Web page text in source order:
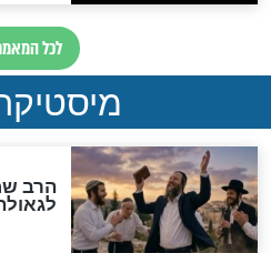
לכל המאמרים
אחרית